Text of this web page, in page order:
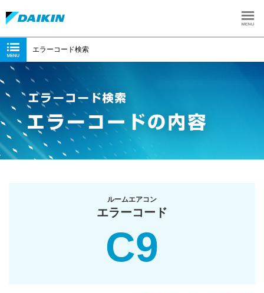
エラーコード検索
ルームエアコン
エラーコード
C9